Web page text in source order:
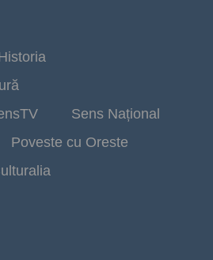
Sens Național
Poveste cu Oreste